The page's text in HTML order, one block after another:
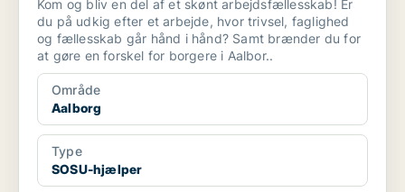
Kom og bliv en del af et skønt arbejdsfællesskab! Er
du på udkig efter et arbejde, hvor trivsel, faglighed
og fællesskab går hånd i hånd? Samt brænder du for
at gøre en forskel for borgere i Aalbor..
Område
Aalborg
Type
SOSU-hjælper